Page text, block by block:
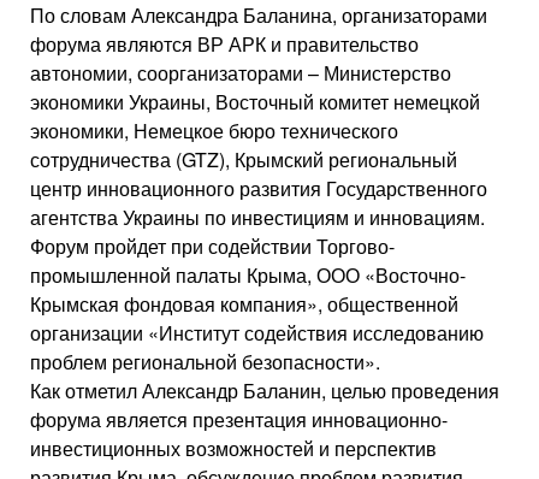
По словам Александра Баланина, организаторами
форума являются ВР АРК и правительство
автономии, соорганизаторами – Министерство
экономики Украины, Восточный комитет немецкой
экономики, Немецкое бюро технического
сотрудничества (GTZ), Крымский региональный
центр инновационного развития Государственного
агентства Украины по инвестициям и инновациям.
Форум пройдет при содействии Торгово-
промышленной палаты Крыма, ООО «Восточно-
Крымская фондовая компания», общественной
организации «Институт содействия исследованию
проблем региональной безопасности».
Как отметил Александр Баланин, целью проведения
форума является презентация инновационно-
инвестиционных возможностей и перспектив